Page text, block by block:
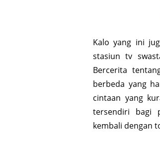
Kalo yang ini
stasiun tv
Bercerita
berbeda yang
cintaan yang
tersendiri bagi
kembali dengan